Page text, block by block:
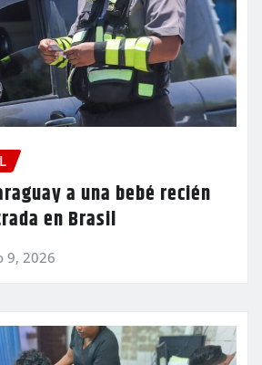
a una bebé recién
en Brasil
9, 2026